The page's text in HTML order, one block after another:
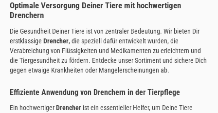
Optimale Versorgung Deiner Tiere mit hochwertigen
Drenchern
Die Gesundheit Deiner Tiere ist von zentraler Bedeutung. Wir bieten Dir
erstklassige Drencher, die speziell dafür entwickelt wurden, die
Verabreichung von Flüssigkeiten und Medikamenten zu erleichtern und
die Tiergesundheit zu fördern. Entdecke unser Sortiment und sichere Dich
gegen etwaige Krankheiten oder Mangelerscheinungen ab.
Effiziente Anwendung von Drenchern in der Tierpflege
Ein hochwertigerDrencher ist ein essentieller Helfer, um Deine Tiere